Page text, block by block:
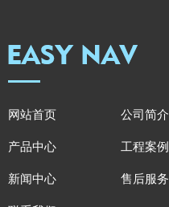
网站首页 公司简介
产品中心 工程案例
新闻中心 售后服务